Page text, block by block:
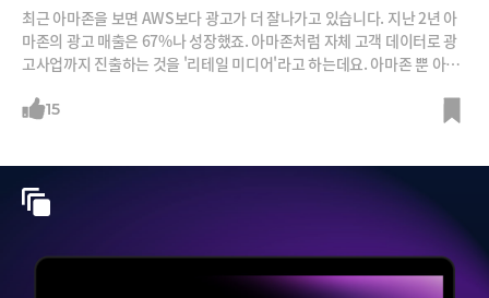
최근 아마존을 보면 AWS보다 광고가 더 잘나가고 있습니다. 지난 2년 아
마존의 광고 매출은 67%나 성장했죠. 아마존처럼 자체 고객 데이터로 광
고사업까지 진출하는 것을 '리테일 미디어'라고 하는데요. 아마존 뿐 아니
고 있습니다.특히 써드 파티 쿠키 수집이 어려워지면서 구글이나 메타보다
15